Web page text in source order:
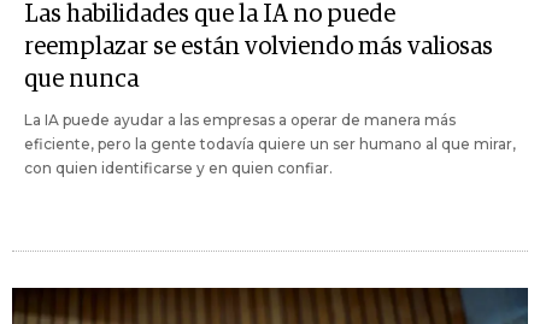
Las habilidades que la IA no puede
reemplazar se están volviendo más valiosas
que nunca
La IA puede ayudar a las empresas a operar de manera más
eficiente, pero la gente todavía quiere un ser humano al que mirar,
con quien identificarse y en quien confiar.